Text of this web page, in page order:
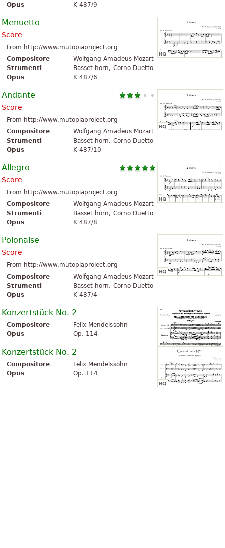
Opus
K 487/9
Menuetto
Score
From http://www.mutopiaproject.org
Compositore
Wolfgang Amadeus Mozart
Strumenti
Basset horn, Corno Duetto
Opus
K 487/6
Andante
Score
From http://www.mutopiaproject.org
Compositore
Wolfgang Amadeus Mozart
Strumenti
Basset horn, Corno Duetto
Opus
K 487/10
Allegro
Score
From http://www.mutopiaproject.org
Compositore
Wolfgang Amadeus Mozart
Strumenti
Basset horn, Corno Duetto
Opus
K 487/8
Polonaise
Score
From http://www.mutopiaproject.org
Compositore
Wolfgang Amadeus Mozart
Strumenti
Basset horn, Corno Duetto
Opus
K 487/4
Konzertstück No. 2
Compositore
Felix Mendelssohn
Opus
Op. 114
Konzertstück No. 2
Compositore
Felix Mendelssohn
Opus
Op. 114